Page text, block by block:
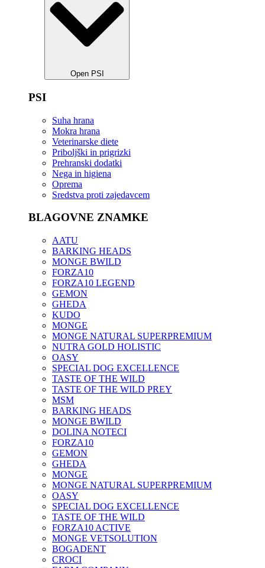
Open PSI
PSI
Suha hrana
Mokra hrana
Veterinarske diete
Priboljški in prigrizki
Prehranski dodatki
Nega in higiena
Oprema
Sredstva proti zajedavcem
BLAGOVNE ZNAMKE
AATU
BARKING HEADS
MONGE BWILD
FORZA10
FORZA10 LEGEND
GEMON
GHEDA
KUDO
MONGE
MONGE NATURAL SUPERPREMIUM
NUTRA GOLD HOLISTIC
OASY
SPECIAL DOG EXCELLENCE
TASTE OF THE WILD
TASTE OF THE WILD PREY
MSM
BARKING HEADS
MONGE BWILD
DOLINA NOTECI
FORZA10
GEMON
GHEDA
MONGE
MONGE NATURAL SUPERPREMIUM
OASY
SPECIAL DOG EXCELLENCE
TASTE OF THE WILD
FORZA10 ACTIVE
MONGE VETSOLUTION
BOGADENT
CROCI